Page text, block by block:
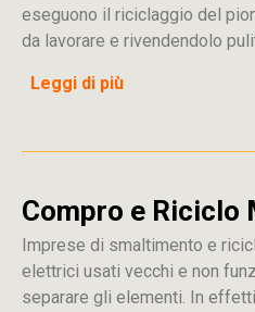
eseguono il riciclaggio del
da lavorare e rivendendolo
Leggi di più
Compro e
Imprese di smaltimento e
elettrici usati vecchi e non
separare gli elementi. In